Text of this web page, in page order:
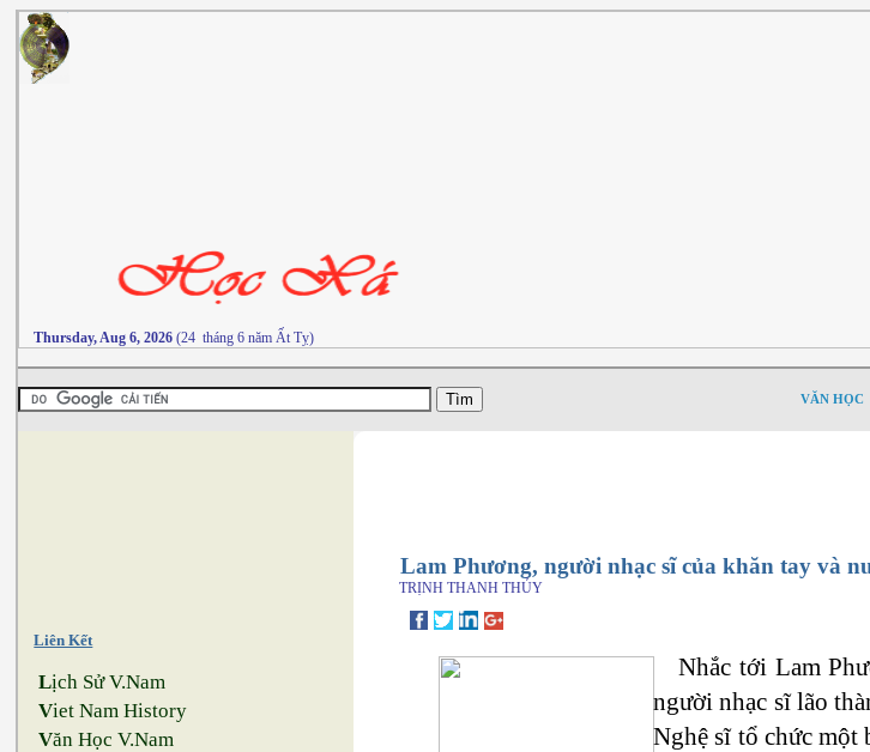
Thursday, Aug 6, 2026 (24 tháng 6 năm Ất Tỵ)
VĂN HỌC
Liên Kết
Lịch Sử V.Nam
Viet Nam History
Văn Học V.Nam
Lam Phương, người nhạc sĩ của khăn tay và
TRỊNH THANH THỦY
Nhắc tới Lam
người nhạc sĩ lão
Nghệ sĩ tổ chức